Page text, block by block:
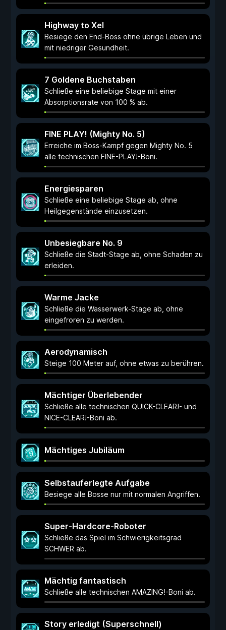
Highway to Xel
Besiege den End-Boss ohne übrige Leben und
mit niedriger Gesundheit.
7 Goldene Buchstaben
Schließe eine beliebige Stage mit einer
Absorptionsrate von 100 % ab.
FINE PLAY! (Mighty No. 5)
Erreiche im Boss-Kampf gegen Mighty No. 5
alle technischen FINE-PLAY!-Boni.
Energiesparen
Schließe eine beliebige Stage ab, ohne
Heilgegenstände einzusetzen.
Unbesiegbare No. 9
Schließe die Stadt-Stage ab, ohne Schaden zu
erleiden.
Warme Jacke
Schließe die Wasserwerk-Stage ab, ohne
eingefroren zu werden.
Aerodynamisch
Steige 100 Meter auf, ohne etwas zu berühren.
Mächtiger Überlebender
Schließe alle technischen QUICK-CLEAR!- und
NICE-CLEAR!-Boni ab.
Mächtiges Jubiläum
Selbstauferlegte Aufgabe
Besiege alle Bosse nur mit normalen Angriffen.
Super-Hardcore-Roboter
Schließe das Spiel im Schwierigkeitsgrad
SCHWER ab.
Mächtig fantastisch
Schließe alle technischen AMAZING!-Boni ab.
Story erledigt (Superschnell)